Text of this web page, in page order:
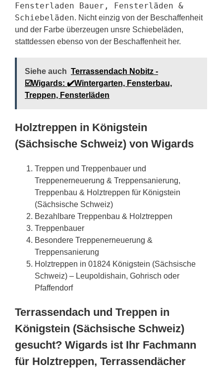
Fensterladen Bauer, Fensterläden &
Schiebeläden. Nicht einzig von der Beschaffenheit
und der Farbe überzeugen unsre Schiebeläden,
stattdessen ebenso von der Beschaffenheit her.
Siehe auch Terrassendach Nobitz -
☑️Wigards: ✔️Wintergarten, Fensterbau,
Treppen, Fensterläden
Holztreppen in Königstein
(Sächsische Schweiz) von Wigards
Treppen und Treppenbauer und
Treppenerneuerung & Treppensanierung,
Treppenbau & Holztreppen für Königstein
(Sächsische Schweiz)
Bezahlbare Treppenbau & Holztreppen
Treppenbauer
Besondere Treppenerneuerung &
Treppensanierung
Holztreppen in 01824 Königstein (Sächsische
Schweiz) – Leupoldishain, Gohrisch oder
Pfaffendorf
Terrassendach und Treppen in
Königstein (Sächsische Schweiz)
gesucht? Wigards ist Ihr Fachmann
für Holztreppen, Terrassendächer